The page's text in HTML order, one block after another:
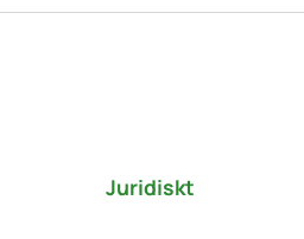
Juridiskt